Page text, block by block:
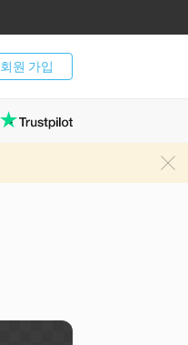
회원 가입